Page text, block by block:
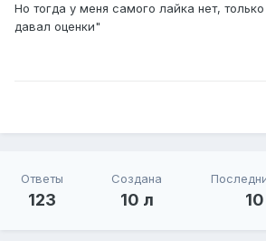
Но тогда у меня самого лайка нет,
давал оценки"
Ответы
123
Создана
10 л